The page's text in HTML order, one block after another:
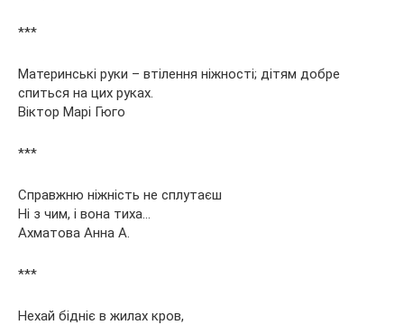
***
Материнські руки – втілення ніжності; дітям добре
спиться на цих руках.
Віктор Марі Гюго
***
Справжню ніжність не сплутаєш
Ні з чим, і вона тиха…
Ахматова Анна А.
***
Нехай бідніє в жилах кров,